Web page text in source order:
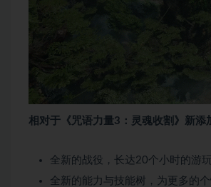
相对于《咒语力量3：灵魂收割》新添
全新的战役，长达20个小时的游
全新的能力与技能树，为更多的个